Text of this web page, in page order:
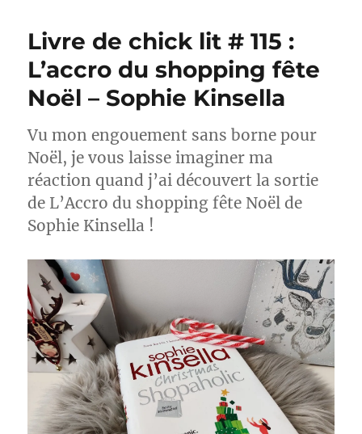
lit
:
La
vie
d’Ava
–
Sophie
Kinsella
Livre de chick lit # 115 :
L’accro du shopping fête
Noël – Sophie Kinsella
Vu mon engouement sans borne pour
Noël, je vous laisse imaginer ma
réaction quand j’ai découvert la sortie
de L’Accro du shopping fête Noël de
Sophie Kinsella !